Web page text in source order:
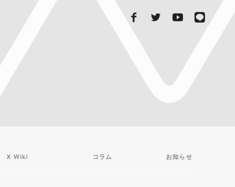
X Wiki コラム お知らせ